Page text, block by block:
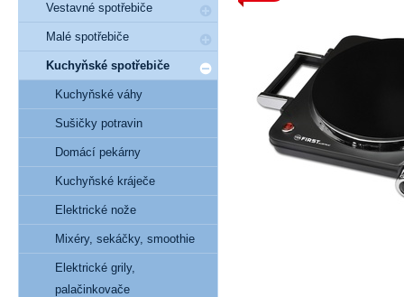
Vestavné spotřebiče
Malé spotřebiče
Kuchyňské spotřebiče
Kuchyňské váhy
Sušičky potravin
Domácí pekárny
Kuchyňské kráječe
Elektrické nože
Mixéry, sekáčky, smoothie
Elektrické grily,
palačinkovače